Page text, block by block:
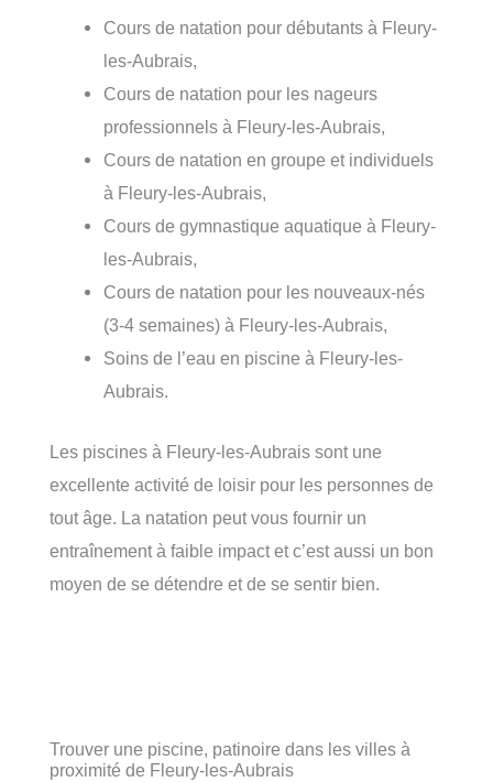
Cours de natation pour débutants à Fleury-
les-Aubrais,
Cours de natation pour les nageurs
professionnels à Fleury-les-Aubrais,
Cours de natation en groupe et individuels
à Fleury-les-Aubrais,
Cours de gymnastique aquatique à Fleury-
les-Aubrais,
Cours de natation pour les nouveaux-nés
(3-4 semaines) à Fleury-les-Aubrais,
Soins de l’eau en piscine à Fleury-les-
Aubrais.
Les piscines à Fleury-les-Aubrais sont une
excellente activité de loisir pour les personnes de
tout âge. La natation peut vous fournir un
entraînement à faible impact et c’est aussi un bon
moyen de se détendre et de se sentir bien.
Trouver une piscine, patinoire dans les villes à
proximité de Fleury-les-Aubrais